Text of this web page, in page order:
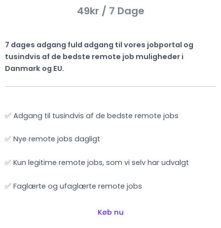
49kr / 7 Dage
7 dages adgang fuld adgang til vores jobportal og
tusindvis af de bedste remote job muligheder i
Danmark og EU.
✅ Adgang til tusindvis af de bedste remote jobs
✅ Nye remote jobs dagligt
✅ Kun legitime remote jobs, som vi selv har udvalgt
✅ Faglærte og ufaglærte remote jobs
Køb nu